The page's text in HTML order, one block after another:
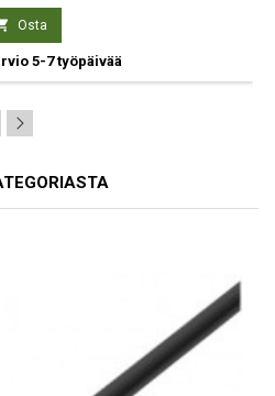
Osta
5-7 työpäivää